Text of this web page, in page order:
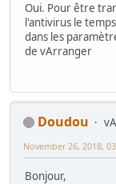
Oui. Pour être
l'antivirus le
dans les
de vArranger
Doudou
November 26, 2018,
Bonjour,